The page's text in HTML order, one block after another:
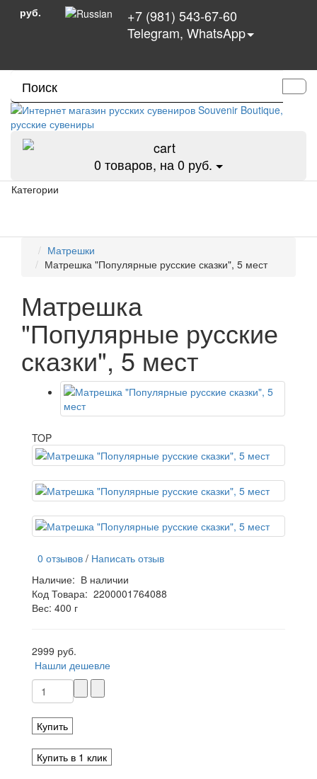
руб.
+7 (981) 543-67-60
Telegram, WhatsApp
0товаров, на 0 руб.
Категории
Матрешки
Матрешка "Популярные русские сказки", 5 мест
Матрешка
"Популярные русские
сказки", 5 мест
TOP
0 отзывов / Написать отзыв
Наличие: В наличии
Код Товара: 2200001764088
Вес: 400 г
2999 руб.
Нашли дешевле
Купить
Купить в 1 клик